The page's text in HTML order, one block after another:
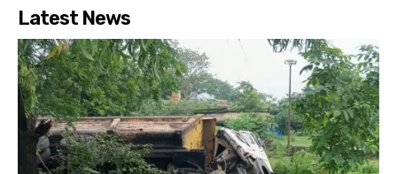
Latest News